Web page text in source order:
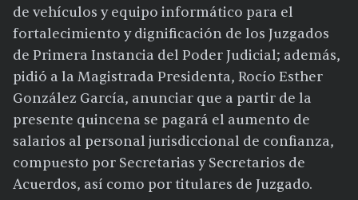
de vehículos y equipo informático para el
fortalecimiento y dignificación de los Juzgados
de Primera Instancia del Poder Judicial; además,
pidió a la Magistrada Presidenta, Rocío Esther
González García, anunciar que a partir de la
presente quincena se pagará el aumento de
salarios al personal jurisdiccional de confianza,
compuesto por Secretarias y Secretarios de
Acuerdos, así como por titulares de Juzgado.